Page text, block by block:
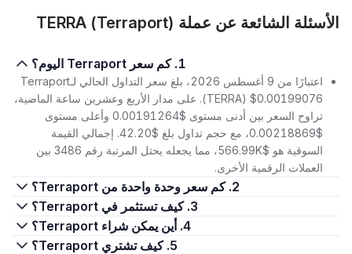
الأسئلة الشائعة عن عملة TERRA (Terraport)
1. كم سعر Terraport اليوم؟
اعتبارًا من 9 أغسطس 2026، بلغ سعر التداول الحالي لـTerraport
(TERRA) $0.00199076. على مدار الأربع وعشرين ساعة الماضية،
تراوح السعر بين أدنى مستوى $0.00191264 وأعلى مستوى
$0.00218869، مع حجم تداول بلغ $42.20. إجمالي القيمة
السوقية هو $566.99K، مما يجعله يحتل المرتبة رقم 3486 بين
العملات الرقمية الأخرى.
2. كم سعر وحدة واحدة من Terraport؟
3. كيف تستثمر في Terraport؟
4. أين يمكن شراء Terraport؟
5. كيف تشتري Terraport؟